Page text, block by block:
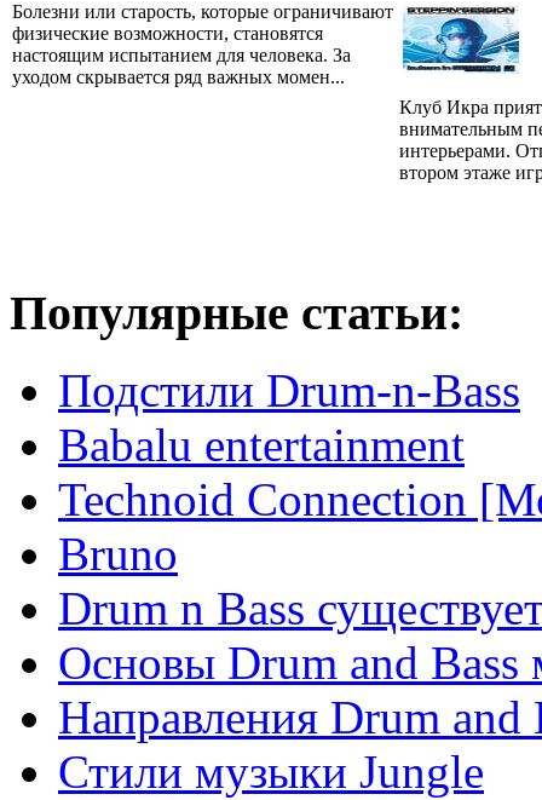
Болезни или старость, которые ограничивают
физические возможности, становятся
настоящим испытанием для человека. За
уходом скрывается ряд важных момен...
Клуб Икра
внимательным
интерьерами.
втором этаже
Популярные статьи:
Подстили Drum-n-Bass
Babalu entertainment
Technoid Connection
Bruno
Drum n Bass
Основы Drum and Bass
Направления Drum and
Стили музыки Jungle